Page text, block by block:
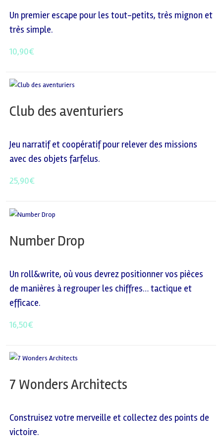
Un premier escape pour les tout-petits, très mignon et
très simple.
10,90€
Club des aventuriers
Jeu narratif et coopératif pour relever des missions
avec des objets farfelus.
25,90€
Number Drop
Un roll&write, où vous devrez positionner vos pièces
de manières à regrouper les chiffres… tactique et
efficace.
16,50€
7 Wonders Architects
Construisez votre merveille et collectez des points de
victoire.